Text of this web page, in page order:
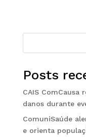
Posts
CAIS ComCausa
danos durante
ComuniSaúde
e orienta